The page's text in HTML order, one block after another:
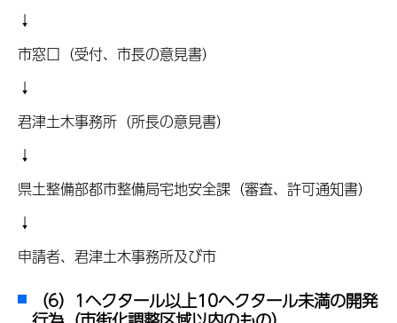
↓
市窓口（受付、市長の意見書）
↓
君津土木事務所（所長の意見書）
↓
県土整備部都市整備局宅地安全課（審査、許可通知書）
↓
申請者、君津土木事務所及び市
（6）1ヘクタール以上10ヘクタール未満の開発